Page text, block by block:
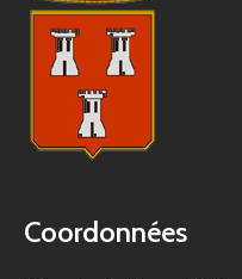
Coordonnées